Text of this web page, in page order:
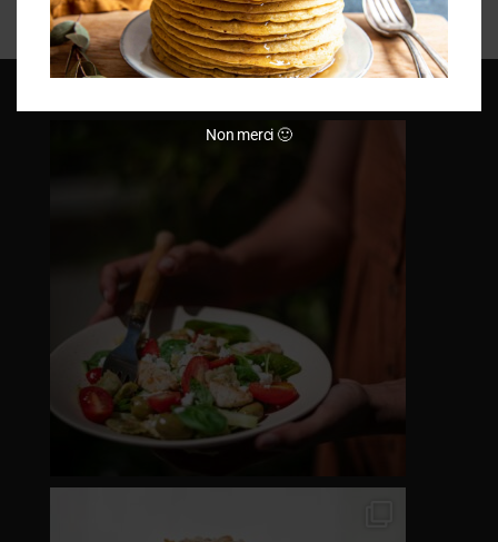
Non merci 🙂